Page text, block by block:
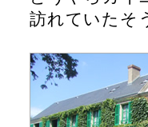
訪れていたそ